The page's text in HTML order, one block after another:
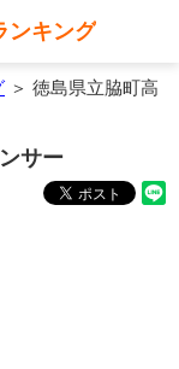
ンキング
＞ 徳島県立脇町高
サー